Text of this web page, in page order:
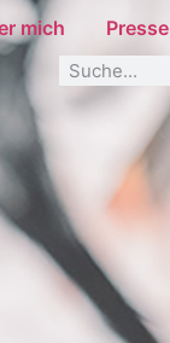
mich Presse